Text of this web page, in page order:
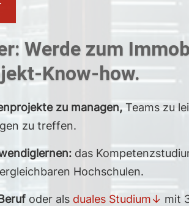
Werde zum
Know-how.
zu managen,Teams zu
zu treffen.
das
Hochschulen.
oder als duales Studium↓ mit